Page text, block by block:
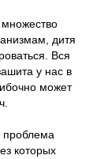
дитя
Вся
у нас в
может
проблема
которых